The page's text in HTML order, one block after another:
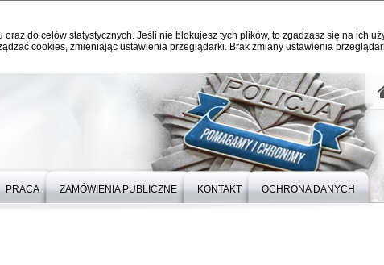
do celów statystycznych. Jeśli nie blokujesz tych plików, to zgadzasz się na ich
cookies, zmieniając ustawienia przeglądarki. Brak zmiany ustawienia
PRACA ZAMÓWIENIA PUBLICZNE KONTAKT OCHRONA DANYCH